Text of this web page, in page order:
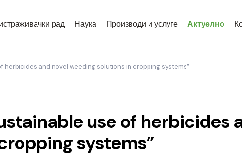
рад Наука Производи и услуге Актуелно
herbicides and novel weeding solutions in cropping systems”
use of herbicides
systems”